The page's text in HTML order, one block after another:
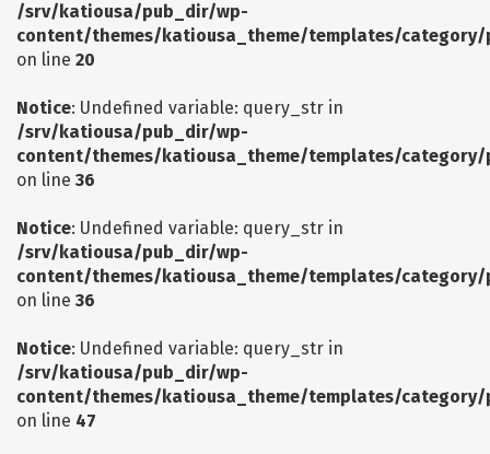
/srv/katiousa/pub_dir/wp-
content/themes/katiousa_theme/templates/
on line 20
Notice: Undefined variable: query_str in
/srv/katiousa/pub_dir/wp-
content/themes/katiousa_theme/templates/
on line 36
Notice: Undefined variable: query_str in
/srv/katiousa/pub_dir/wp-
content/themes/katiousa_theme/templates/
on line 36
Notice: Undefined variable: query_str in
/srv/katiousa/pub_dir/wp-
content/themes/katiousa_theme/templates/
on line 47